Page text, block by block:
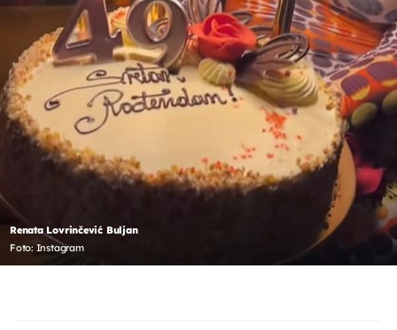
Renata Lovrinčević Buljan
Foto: Instagram